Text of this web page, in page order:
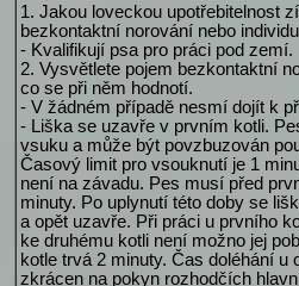
1. Jakou loveckou upotřebitelnost
bezkontaktní norování nebo
- Kvalifikují psa pro práci pod zemí.
2. Vysvětlete pojem bezkontaktní
co se při něm hodnotí.
- V žádném případě nesmí dojít k
- Liška se uzavře v prvním kotli.
vsuku a může být povzbuzován
Časový limit pro vsouknutí je 1
není na závadu. Pes musí před
minuty. Po uplynutí této doby se
a opět uzavře. Při práci u prvního
ke druhému kotli není možno jej
kotle trvá 2 minuty. Čas doléhání u
zkrácen na pokyn rozhodčích